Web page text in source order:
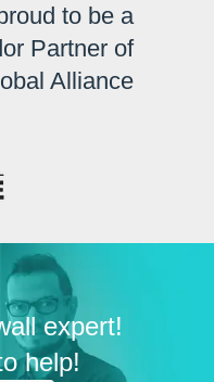
to be a
Partner of
Alliance
expert!
help!